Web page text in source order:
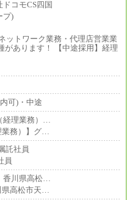
ットワーク業務・代理店営業業
があります！ 【中途採用】経理
可)・中途
経理業務）…
業務）】グ…
託社員
員
香川県高松…
県高松市天…